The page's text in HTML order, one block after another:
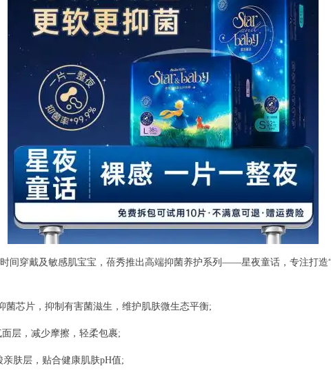
穿戴及敏感肌宝宝，蓓秀推出高端抑菌养护系列——星夜童话，专注打造“
芯片，抑制有害菌滋生，维护肌肤微生态平衡;
，减少摩擦，轻柔包裹;
肤层，贴合健康肌肤pH值;